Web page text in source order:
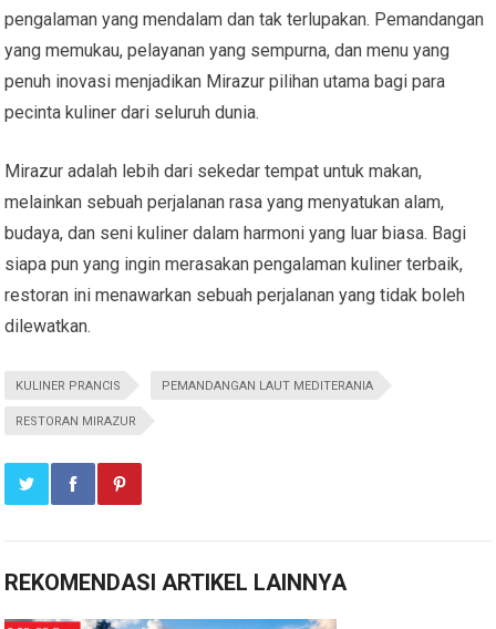
pengalaman yang mendalam dan tak terlupakan. Pemandangan
yang memukau, pelayanan yang sempurna, dan menu yang
penuh inovasi menjadikan Mirazur pilihan utama bagi para
pecinta kuliner dari seluruh dunia.
Mirazur adalah lebih dari sekedar tempat untuk makan,
melainkan sebuah perjalanan rasa yang menyatukan alam,
budaya, dan seni kuliner dalam harmoni yang luar biasa. Bagi
siapa pun yang ingin merasakan pengalaman kuliner terbaik,
restoran ini menawarkan sebuah perjalanan yang tidak boleh
dilewatkan.
KULINER PRANCIS PEMANDANGAN LAUT MEDITERANIA
RESTORAN MIRAZUR
REKOMENDASI ARTIKEL LAINNYA